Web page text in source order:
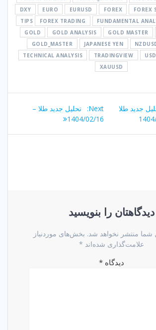
DXY
EURO EURUSD FOREX FOREX
TIPS
FOREX TRADING FUNDAMENTAL
GOLD
GOLD ANALYSIS GOLD MASTER
GOLD_MASTER
JAPANESE YEN
TECHNICAL ANALYSIS
TRADINGVIEW
XAUUSD
جدید طلا
Next:
Next
post:
تحلیل جدید طلا –
1404/02/16
دیدگاهتان را بنویسید
شما منتشر نخواهد شد. بخش‌های موردنیاز
علامت‌گذاری شده‌اند *
دیدگاه*